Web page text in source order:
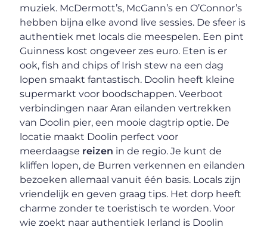
muziek. McDermott’s, McGann’s en O’Connor’s
hebben bijna elke avond live sessies. De sfeer is
authentiek met locals die meespelen. Een pint
Guinness kost ongeveer zes euro. Eten is er
ook, fish and chips of Irish stew na een dag
lopen smaakt fantastisch. Doolin heeft kleine
supermarkt voor boodschappen. Veerboot
verbindingen naar Aran eilanden vertrekken
van Doolin pier, een mooie dagtrip optie. De
locatie maakt Doolin perfect voor
meerdaagse reizen in de regio. Je kunt de
kliffen lopen, de Burren verkennen en eilanden
bezoeken allemaal vanuit één basis. Locals zijn
vriendelijk en geven graag tips. Het dorp heeft
charme zonder te toeristisch te worden. Voor
wie zoekt naar authentiek Ierland is Doolin